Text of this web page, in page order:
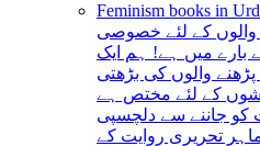
Feminism books in
والوں کے لئے خصوصی
بارے میں ہے! ہم ایک
والوں کی بڑھتی
کے لئے مختص ہے
کو جاننے سے دلچسپی
تحریری روایت کے